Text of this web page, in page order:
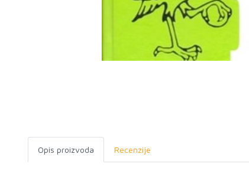
Opis proizvoda Recenzije